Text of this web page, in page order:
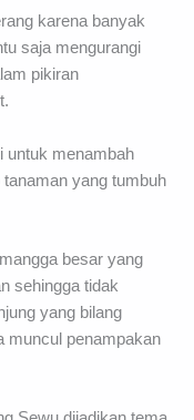
karena banyak
saja mengurangi
pikiran
untuk menambah
yang tumbuh
besar yang
sehingga tidak
yang bilang
muncul penampakan